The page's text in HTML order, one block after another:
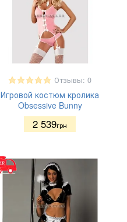
Отзывы: 0
Игровой костюм кролика
Obsessive Bunny
2 539грн